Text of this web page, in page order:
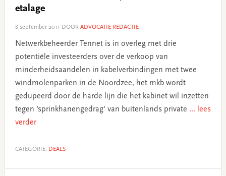
etalage
8 september 2011 DOOR ADVOCATIE REDACTIE
Netwerkbeheerder Tennet is in overleg met drie
potentiële investeerders over de verkoop van
minderheidsaandelen in kabelverbindingen met twee
windmolenparken in de Noordzee, het mkb wordt
gedupeerd door de harde lijn die het kabinet wil inzetten
tegen 'sprinkhanengedrag' van buitenlands private ... lees
verder
CATEGORIE: DEALS